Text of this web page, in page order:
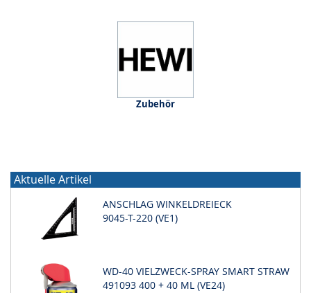
Zubehör
Aktuelle Artikel
ANSCHLAG WINKELDREIECK
9045-T-220 (VE1)
WD-40 VIELZWECK-SPRAY SMART STRAW
491093 400 + 40 ML (VE24)